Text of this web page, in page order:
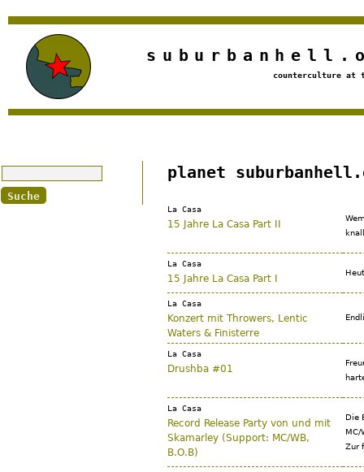
Jump to navigation
counterculture at
planet
La Casa
15 Jahre La Casa Part II
La Casa
15 Jahre La Casa Part I
La Casa
Konzert mit Throwers, Lentic
Waters & Finisterre
La Casa
Drushba #01
La Casa
Record Release Party von und mit
Skamarley (Support: MC/WB,
B.O.B)
Die
MC/
Zur
Suche